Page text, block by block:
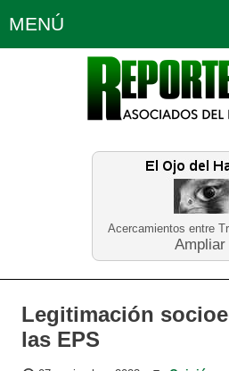
Acercamientos entre
Ampliar
MENÚ
Política Opinión
Planeta Tierra
Educación
Legitimación
las EPS